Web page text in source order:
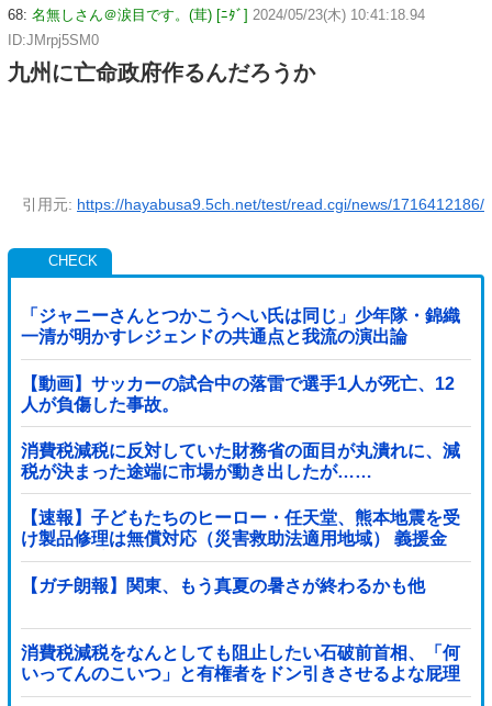
68: 名無しさん＠涙目です。(茸) [ﾆﾀﾞ] 2024/05/23(木) 10:41:18.94
ID:JMrpj5SM0
九州に亡命政府作るんだろうか
引用元: https://hayabusa9.5ch.net/test/read.cgi/news/1716412186/
「ジャニーさんとつかこうへい氏は同じ」少年隊・錦織
一清が明かすレジェンドの共通点と我流の演出論
【動画】サッカーの試合中の落雷で選手1人が死亡、12
人が負傷した事故。
消費税減税に反対していた財務省の面目が丸潰れに、減
税が決まった途端に市場が動き出したが……
【速報】子どもたちのヒーロー・任天堂、熊本地震を受
け製品修理は無償対応（災害救助法適用地域） 義援金
5000万円寄付
【ガチ朗報】関東、もう真夏の暑さが終わるかも他
消費税減税をなんとしても阻止したい石破前首相、「何
いってんのこいつ」と有権者をドン引きさせるよな屁理
屈を……